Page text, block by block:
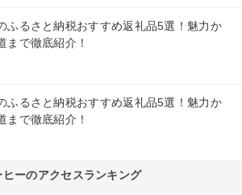
ふるさと納税おすすめ返礼品5選！魅力か
まで徹底紹介！
ふるさと納税おすすめ返礼品5選！魅力か
まで徹底紹介！
ーのアクセスランキング